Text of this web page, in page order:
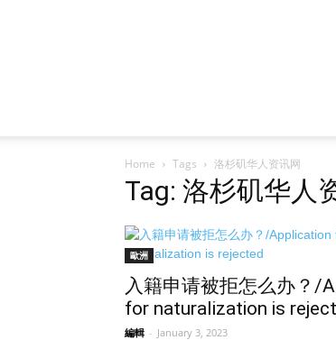
Home Tags 洛杉矶华人资讯网
Tag: 洛杉矶华人
歐洲
入籍申请被拒怎么办？/
for naturalization is
編輯 - January 3, 2023